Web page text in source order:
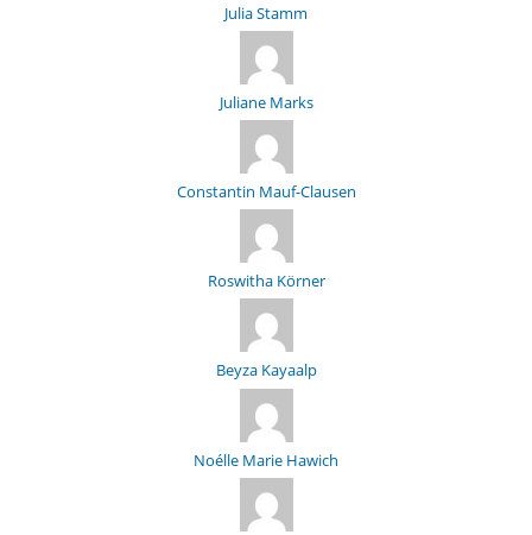
Julia Stamm
Juliane Marks
Constantin Mauf-Clausen
Roswitha Körner
Beyza Kayaalp
Noélle Marie Hawich